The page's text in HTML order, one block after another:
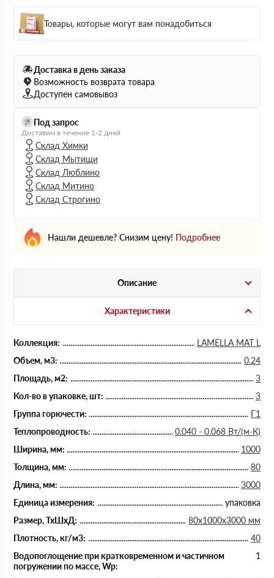
Товары, которые могут вам понадобиться
Доставка в день заказа
Возможность возврата товара
Доступен самовывоз
Под запрос
Доставим в течение 1-2 дней
Склад Химки
Склад Мытищи
Склад Люблино
Склад Митино
Склад Строгино
Нашли дешевле? Снизим цену! Подробнее
Описание
Характеристики
Коллекция:
LAMELLA MAT L
Объем, м3:
0.24
Площадь, м2:
3
Кол-во в упаковке, шт:
3
Группа горючести:
Г1
Теплопроводность:
0.040 - 0.068 Вт/(м·К)
Ширина, мм:
1000
Толщина, мм:
80
Длина, мм:
3000
Единица измерения:
упаковка
Размер, ТхШхД:
80х1000х3000 мм
Плотность, кг/м3:
40
Водопоглощение при кратковременном и частичном
погружении по массе, Wp:
1